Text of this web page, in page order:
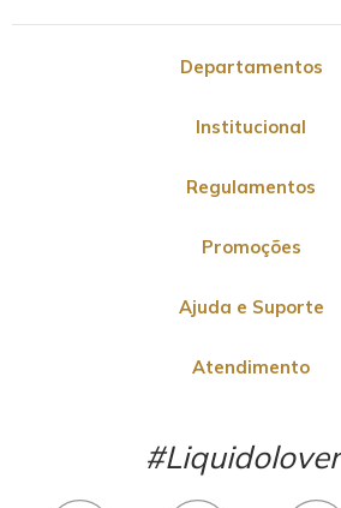
Departamentos
Institucional
Regulamentos
Promoções
Ajuda e Suporte
Atendimento
#Liquidolover